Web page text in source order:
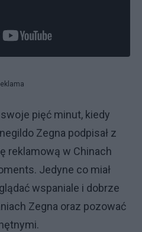
pięć minut, kiedy
Zegna podpisał z
reklamową w Chinach
Jedyne co miał
wspaniale i dobrze
Zegna oraz pozować